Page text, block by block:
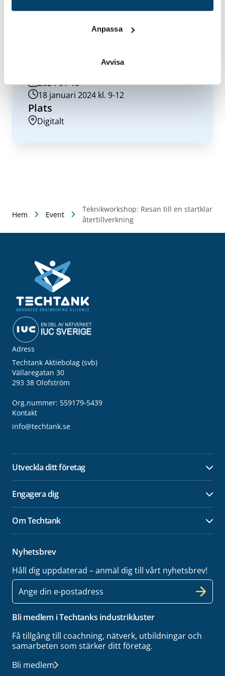
Anpassa
Avvisa
2024-01-18
18 januari 2024 kl. 9-12
Plats
Digitalt
Hem Event
Teknikworkshop: Resan till en startklar
återtillverkning
Adress
Techtank Aktiebolag (svb)
Vällaregatan 30
293 38 Olofström
Org.nummer: 559179-5439
Kontakt
info@techtank.se
Utveckla ditt företag
Engagera dig
Om Techtank
Nyhetsbrev
Håll dig uppdaterad – anmäl dig till vårt nyhetsbrev!
E-
post
Bli medlem i Techtanks industrikluster
Få tillgång till coachning, nätverk, utbildningar och
samarbeten som stärker ditt företag.
Bli medlem